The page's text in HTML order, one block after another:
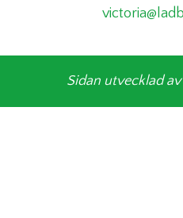
Sidan utvecklad av